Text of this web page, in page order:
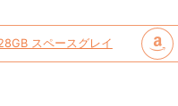
スペースグレイ